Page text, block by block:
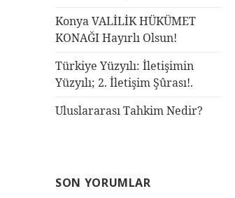
Konya VALİLİK HÜKÜMET
KONAĞI Hayırlı Olsun!
Türkiye Yüzyılı: İletişimin
Yüzyılı; 2. İletişim Şûrası!.
Uluslararası Tahkim Nedir?
SON YORUMLAR